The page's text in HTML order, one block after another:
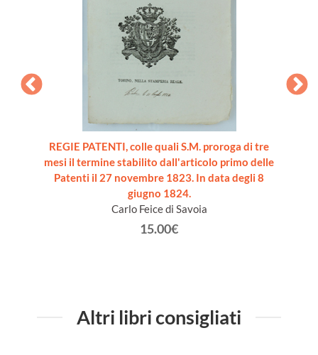
REGIE PATENTI, colle quali S.M. proroga di tre
mesi il termine stabilito dall'articolo primo delle
Patenti il 27 novembre 1823. In data degli 8
giugno 1824.
Carlo Feice di Savoia
15.00€
Altri libri consigliati